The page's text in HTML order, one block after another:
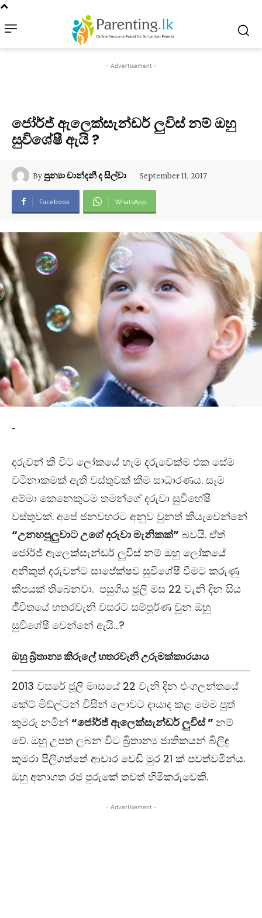
- Advertisement -
ජෝර්ජ් ඇලෙක්සැන්ඩර් ලුවිස් නම් ඔහු
සුවිශේෂී ඇයි ?
Byපුන්‍යා චාන්දනී ද සිල්වා September 11, 2017
Facebook WhatsApp
-
දරුවන් කී විට ලෝකයේ හැම දරුවෙක්ම එක සේම
වටිනාකමක් ඇති වස්තුවක් කීම සාධාරණය. සෑම
අම්මා කෙනෙකුටම තමන්ගේ දරුවා සුවිහේෂී
වස්තුවක්. අපේ ජනවහරට අනුව වුනත් කියැවෙන්නේ
“උනහපුලුවාට උගේ දරුවා මැනිකක්” බවයි. ඒත්
ජෝර්ජ් ඇලෙක්සැන්ඩර් ලුවිස් නම් ඔහු ලෝකයේ
අනිකුත් දරුවන්ට සාපේක්ෂව සුවිශේෂී වීමට කරුණු
කීපයක් තිබෙනවා. පසුගිය ජූලි මස 22 වැනි දින සිය
ජීවිතයේ හතරවැනි වසරට සම්පූර්ණ වුන ඔහු
සුවිශේෂී වෙන්නේ ඇයි…?
ඔහු බ්‍රිතාන්‍ය කිරුලේ හතරවැනි උරුමක්කාරයාය
2013 වසරේ ජූලි මාසයේ 22 වැනි දින එංගලන්තයේ
කේට් මිඩ්ල්ටන් විසින් ලොවට දායාද කළ මෙම පුත්
කුමරු නමින් “ජෝර්ජ් ඇලෙක්සැන්ඩර් ලුවිස් ” නම්
වේ. ඔහු උපත ලබන විට බ්‍රිතාන්‍ය ජාතිකයන් බිලිඳු
කුමරා පිලිගත්තේ ආචාර වෙඩි මුර 21 ක් පවත්වමින්ය.
ඔහු අනාගත රජ පුරුකේ තවත් හිමිකරුවෙකි.
- Advertisement -